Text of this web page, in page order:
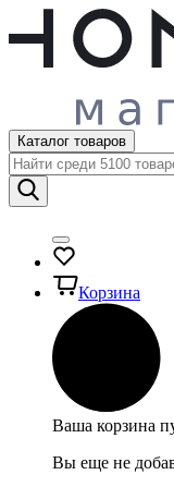
Каталог товаров
Корзина
Ваша корзина
Вы еще не